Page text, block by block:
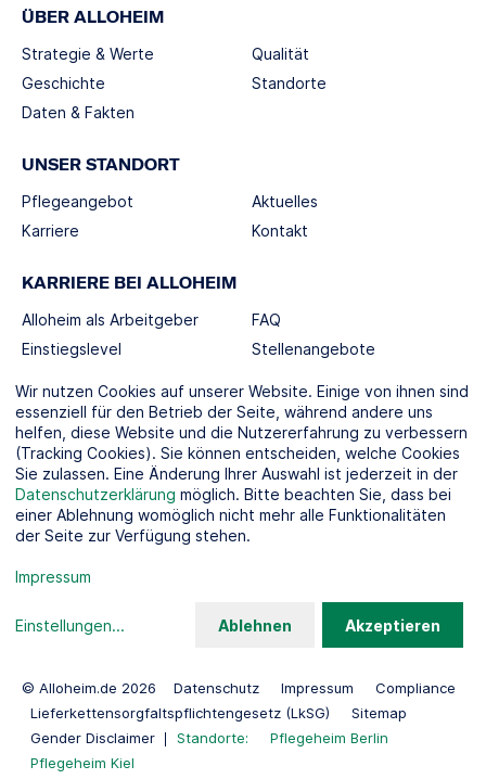
ÜBER ALLOHEIM
Strategie & Werte
Geschichte
Daten & Fakten
Qualität
Standorte
UNSER STANDORT
Pflegeangebot
Karriere
Aktuelles
Kontakt
KARRIERE BEI ALLOHEIM
Alloheim als Arbeitgeber
Einstiegslevel
FAQ
Stellenangebote
SOCIAL MEDIA
KOOPERATIONSPARTNER
© Alloheim.de 2026 Datenschutz Impressum
Compliance
Lieferkettensorgfaltspflichtengesetz (LkSG)
Sitemap
Gender Disclaimer
Standorte:
Pflegeheim Berlin
Pflegeheim Kiel
Wir nutzen Cookies auf unserer Website. Einige von ihnen sind
essenziell für den Betrieb der Seite, während andere uns
helfen, diese Website und die Nutzererfahrung zu verbessern
(Tracking Cookies). Sie können entscheiden, welche Cookies
Sie zulassen. Eine Änderung Ihrer Auswahl ist jederzeit in der
Datenschutzerklärung möglich. Bitte beachten Sie, dass bei
einer Ablehnung womöglich nicht mehr alle Funktionalitäten
der Seite zur Verfügung stehen.
Impressum
Einstellungen... Ablehnen Akzeptieren